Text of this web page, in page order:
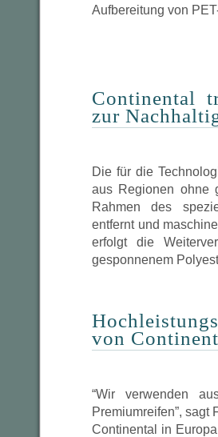
Aufbereitung von
Continental
zur
Die für die
aus Regionen ohne
Rahmen des
entfernt und
erfolgt die
gesponnenem
von
“Wir verwenden
Premiumreifen”,
Continental in